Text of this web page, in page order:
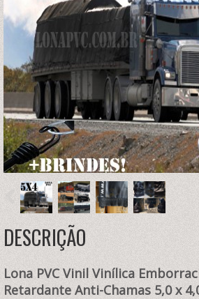
DESCRIÇÃO
Lona PVC Vinil Vinílica
Retardante Anti-Chamas 5,0x